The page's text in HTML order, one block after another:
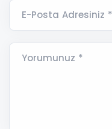
E-Posta Adresiniz *
Yorumunuz *